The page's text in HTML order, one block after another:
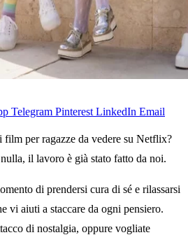
Telegram Pinterest LinkedIn Email
per ragazze da vedere su Netflix?
il lavoro è già stato fatto da noi.
di prendersi cura di sé e rilassarsi
vi aiuti a staccare da ogni pensiero.
di nostalgia, oppure vogliate